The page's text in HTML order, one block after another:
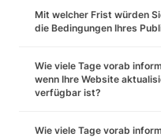
Mit welcher Frist würden
die Bedingungen Ihres
Wie viele Tage vorab
wenn Ihre Website
verfügbar ist?
Wie viele Tage vorab